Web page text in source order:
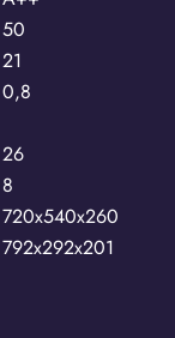
50
21
0,8
26
8
720х540х260
792х292х201